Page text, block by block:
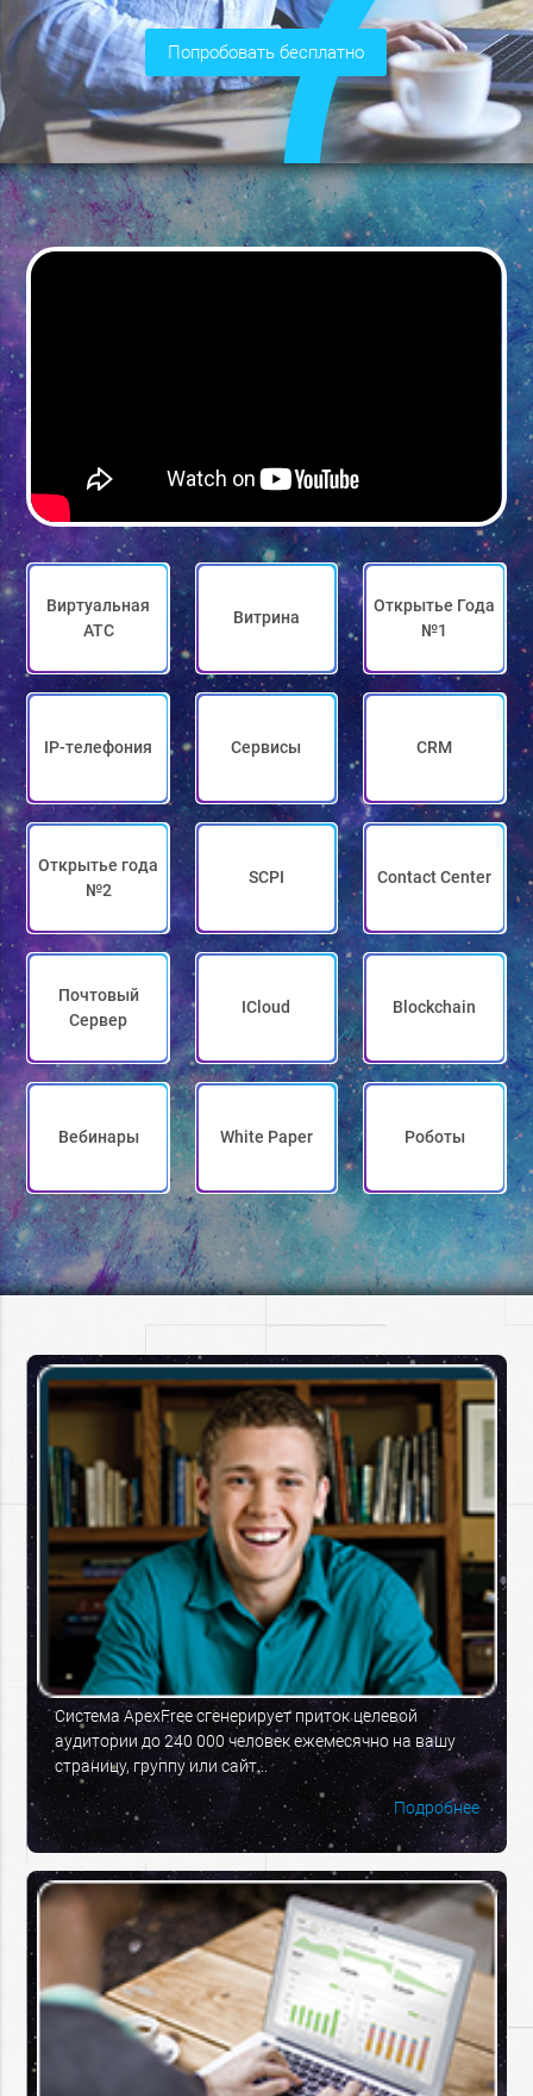
попробовать бесплатно
Виртуальная
АТС
Витрина
Открытье Года
№1
IP-телефония Сервисы CRM
Открытье года
№2
SCPI Contact Center
Почтовый
Сервер
ICloud Blockchain
Вебинары White Paper Роботы
Система ApexFree сгенерирует приток целевой
аудитории до 240 000 человек ежемесячно на вашу
страницу, группу или сайт...
Подробнее